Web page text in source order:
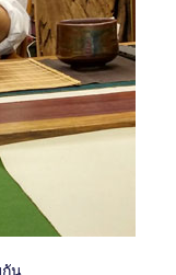
กัน